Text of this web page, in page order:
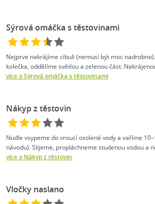
Sýrová omáčka s těstovinami
Nejprve nakrájíme cibuli (nemusí být moc
kolečka, oddělíme světlou a zelenou část.
více o Sýrová omáčka s těstovinami
Nákyp z těstovin
Nudle vsypeme do vroucí osolené vody a vaříme
návodu). Slijeme, propláchneme studenou vodou a
více o Nákyp z těstovin
Vločky naslano